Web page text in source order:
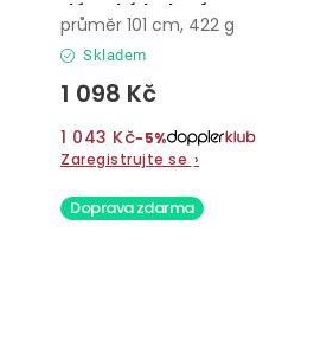
dámský holový
vystřelovací deštník
Skladem
1 098 Kč
1 043 Kč−5%
Zaregistrujte se ›
průměr 101 cm, 422 g
Doprava zdarma